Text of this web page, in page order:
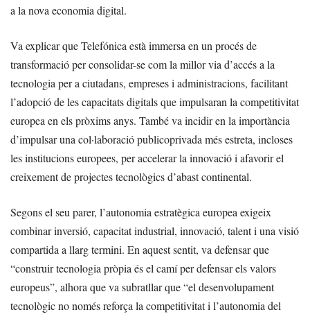
a la nova economia digital.
Va explicar que Telefónica està immersa en un procés de
transformació per consolidar-se com la millor via d’accés a la
tecnologia per a ciutadans, empreses i administracions, facilitant
l’adopció de les capacitats digitals que impulsaran la competitivitat
europea en els pròxims anys. També va incidir en la importància
d’impulsar una col·laboració publicoprivada més estreta, incloses
les institucions europees, per accelerar la innovació i afavorir el
creixement de projectes tecnològics d’abast continental.
Segons el seu parer, l’autonomia estratègica europea exigeix
combinar inversió, capacitat industrial, innovació, talent i una visió
compartida a llarg termini. En aquest sentit, va defensar que
“construir tecnologia pròpia és el camí per defensar els valors
europeus”, alhora que va subratllar que “el desenvolupament
tecnològic no només reforça la competitivitat i l’autonomia del